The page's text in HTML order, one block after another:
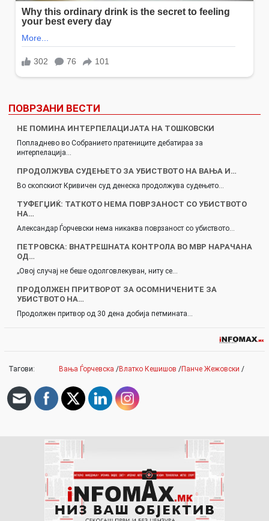
ПОВРЗАНИ ВЕСТИ
НЕ ПОМИНА ИНТЕРПЕЛАЦИЈАТА НА ТОШКОВСКИ
Попладнево во Собранието пратениците дебатираа за
интерпелација…
ПРОДОЛЖУВА СУДЕЊЕТО ЗА УБИСТВОТО НА ВАЊА И…
Во скопскиот Кривичен суд денеска продолжува судењето…
ТУФЕГЏИЌ: ТАТКОТО НЕМА ПОВРЗАНОСТ СО УБИСТВОТО
НА…
Александар Ѓорчевски нема никаква поврзаност со убиството…
ПЕТРОВСКА: ВНАТРЕШНАТА КОНТРОЛА ВО МВР НАРАЧАНА
ОД…
„Овој случај не беше одолговлекуван, ниту се…
ПРОДОЛЖЕН ПРИТВОРОТ ЗА ОСОМНИЧЕНИТЕ ЗА
УБИСТВОТО НА…
Продолжен притвор од 30 дена добија петмината…
Тагови: Вања Ѓорчевска /Влатко Кешишов /Панче Жежовски /